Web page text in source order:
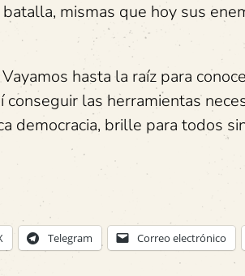
mismas que hoy sus
hasta la raíz para
conseguir las herramientas
democracia, brille para todos
Telegram Correo electrónico